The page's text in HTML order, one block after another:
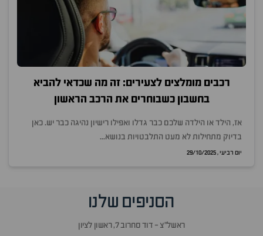
רכבים מומלצים לצעירים: זה מה שכדאי להביא
בחשבון כשבוחרים את הרכב הראשון
אז, הילד או הילדה שלכם כבר גדלו ואפילו רישיון נהיגה כבר יש. כאן
בדיוק מתחילות לא מעט התלבטויות בנושא...
יום רביעי , 29/10/2025
הסניפים שלנו
ראשל״צ - דוד סחרוב 7, ראשון לציון